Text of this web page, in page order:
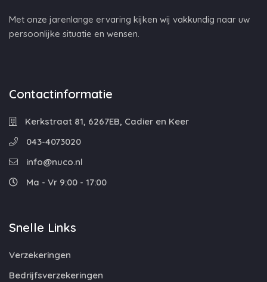
Met onze jarenlange ervaring kijken wij vakkundig naar uw
persoonlijke situatie en wensen.
Contactinformatie
Kerkstraat 81, 6267EB, Cadier en Keer
043-4073020
info@nuco.nl
Ma - Vr 9:00 - 17:00
Snelle Links
Verzekeringen
Bedrijfsverzekeringen